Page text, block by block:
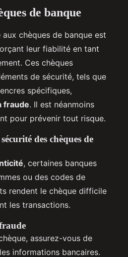
de banque
aux chèques de banque est
leur fiabilité en tant
Ces chèques
de sécurité, tels que
spécifiques,
fraude. Il est néanmoins
pour prévenir tout risque.
des chèques de
, certaines banques
ou des codes de
rendent le chèque difficile
les transactions.
assurez-vous de
informations bancaires.